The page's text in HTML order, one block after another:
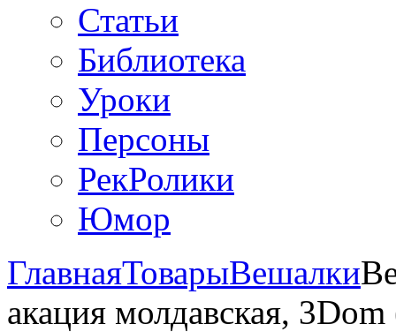
Статьи
Библиотека
Уроки
Персоны
РекРолики
Юмор
ГлавнаяТоварыВешалки
акация молдавская,